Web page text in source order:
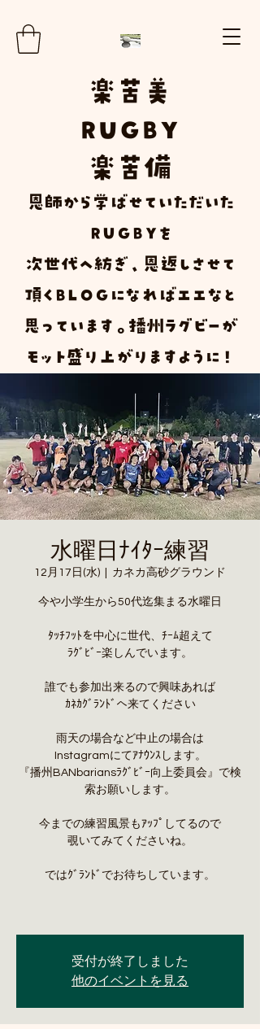
楽 苦 美
RUGBY
楽苦備
​恩師から学ばせていただいた
ＲＵＧＢＹ を
次世代へ紡ぎ、恩返しさせて
頂く ＢＬＯ Ｇ になればエエなと
思っています。播州ラグビーが
モット盛り上がりますように！
a8mail.com@gmail.com
水曜日ﾅｲﾀｰ練習
12月17日(水) カネカ高砂グラウンド
今や小学生から50代迄集まる水曜日
ﾀｯﾁﾌｯﾄを中心に世代、ﾁｰﾑ超えて
ﾗｸﾞﾋﾞｰ楽しんでいます。
誰でも参加出来るので興味あれば
ｶﾈｶｸﾞﾗﾝﾄﾞへ来てください
雨天の場合など中止の場合は
Instagramにてｱﾅｳﾝｽします。
『播州BANbariansﾗｸﾞﾋﾞｰ向上委員会』で検
索お願いします。
今までの練習風景もｱｯﾌﾟしてるので
覗いてみてくださいね。
ではｸﾞﾗﾝﾄﾞでお待ちしています。
受付が終了しました
他のイベントを見る